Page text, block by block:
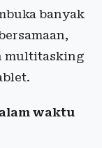
banyak
multitasking
waktu